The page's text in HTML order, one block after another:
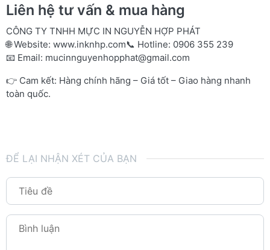
Liên hệ tư vấn & mua hàng
CÔNG TY TNHH MỰC IN NGUYỄN HỢP PHÁT
🌐 Website: www.inknhp.com📞 Hotline: 0906 355 239
📧 Email: mucinnguyenhopphat@gmail.com
👉 Cam kết: Hàng chính hãng – Giá tốt – Giao hàng nhanh
toàn quốc.
ĐỂ LẠI NHẬN XÉT CỦA BẠN